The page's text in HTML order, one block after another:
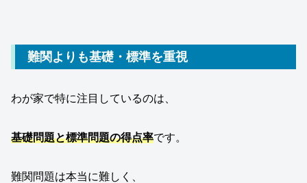
難関よりも基礎・標準を重視
わが家で特に注目しているのは、
基礎問題と標準問題の得点率です。
難関問題は本当に難しく、